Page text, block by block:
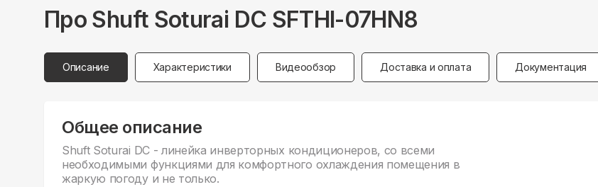
Про Shuft Soturai DC SFTHI-07HN8
Описание Характеристики Видеообзор Доставка и оплата Документация
Общее описание
Shuft Soturai DC - линейка инверторных кондиционеров, со всеми
необходимыми функциями для комфортного охлаждения помещения в
жаркую погоду и не только.